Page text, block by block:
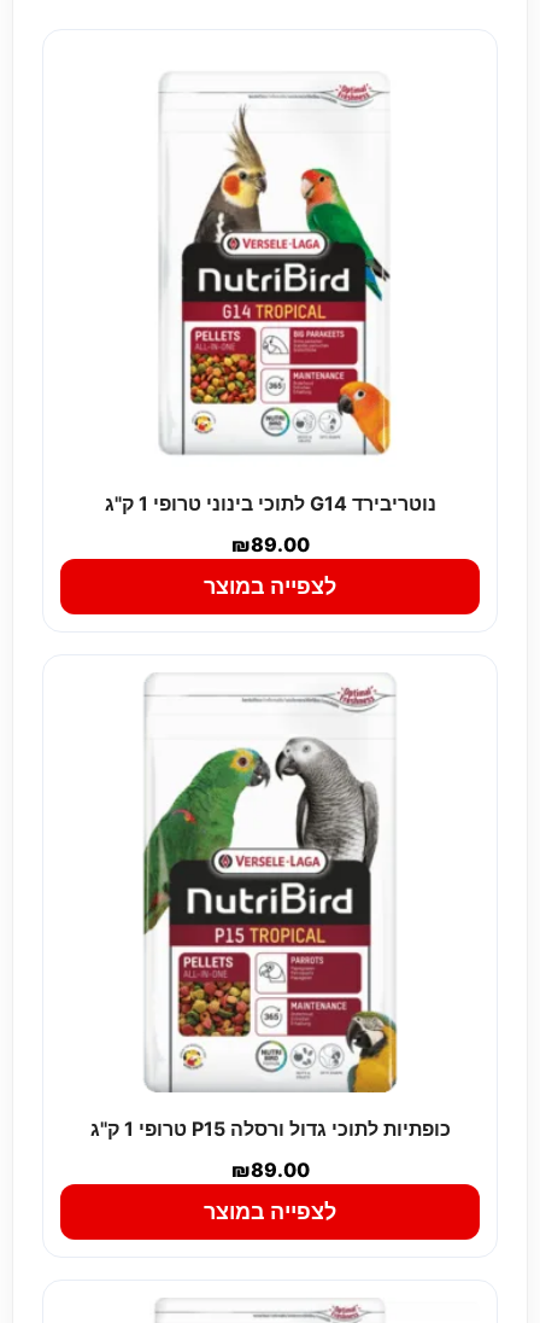
נוטריבירד G14 לתוכי בינוני טרופי 1 ק"ג
₪89.00
לצפייה במוצר
כופתיות לתוכי גדול ורסלה P15 טרופי 1 ק''ג
₪89.00
לצפייה במוצר